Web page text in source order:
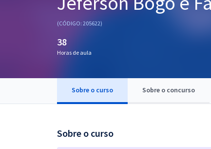
Questões grátis
(CÓDIGO: 205622)
38
Horas de aula
Sobre o curso Sobre o concurso
Sobre o curso